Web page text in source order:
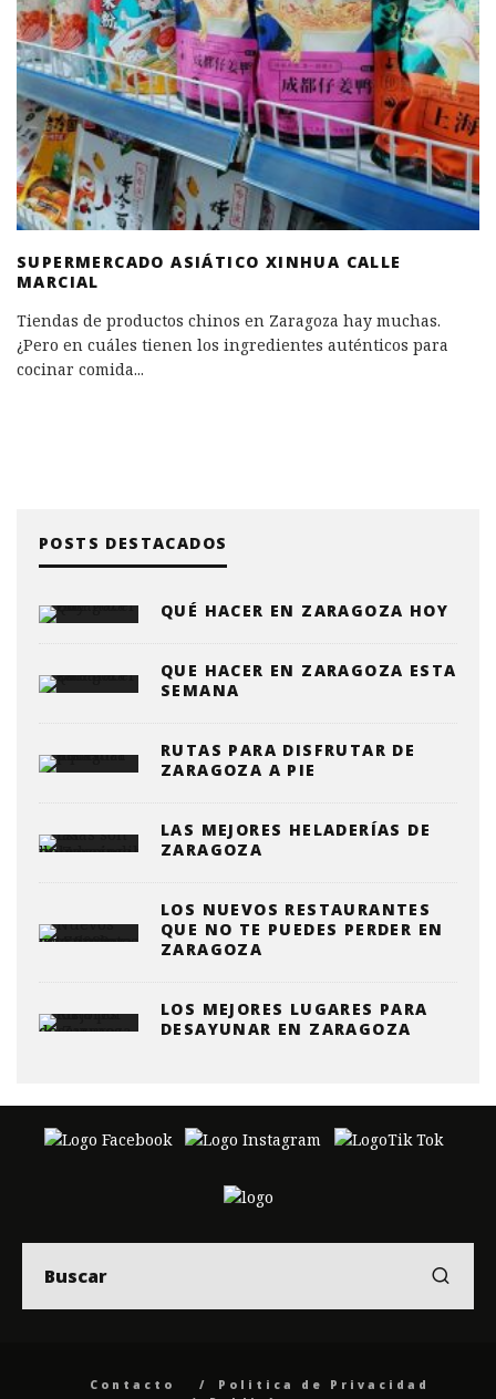
SUPERMERCADO ASIÁTICO XINHUA CALLE
MARCIAL
Tiendas de productos chinos en Zaragoza hay muchas.
¿Pero en cuáles tienen los ingredientes auténticos para
cocinar comida...
POSTS DESTACADOS
QUÉ HACER EN ZARAGOZA HOY
QUE HACER EN ZARAGOZA ESTA
SEMANA
RUTAS PARA DISFRUTAR DE
ZARAGOZA A PIE
LAS MEJORES HELADERÍAS DE
ZARAGOZA
LOS NUEVOS RESTAURANTES
QUE NO TE PUEDES PERDER EN
ZARAGOZA
LOS MEJORES LUGARES PARA
DESAYUNAR EN ZARAGOZA
Contacto
Politica de Privacidad